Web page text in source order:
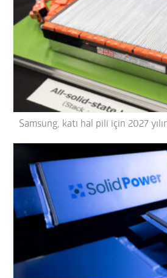
Samsung, katı hal pili için 2027